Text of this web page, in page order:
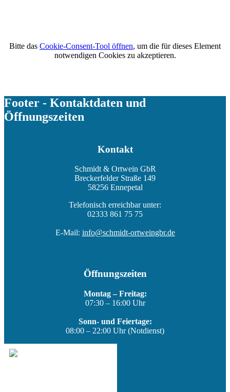
Bitte das Cookie-Consent-Tool öffnen, um die für dieses Element
notwendigen Cookies zu akzeptieren.
Footer - Kontaktdaten und
Öffnungszeiten
Kontakt
Schmidt & Ortwein GbR
Breckerfelder Straße 149
58256 Ennepetal
Telefonisch erreichbar unter:
02333 861 75 75
E-Mail: info@schmidt-ortweingbr.de
Öffnungszeiten
Montag – Freitag:
07:30 – 16:00 Uhr
Sonn- und Feiertage:
08:00 – 22:00 Uhr (Notdienst)